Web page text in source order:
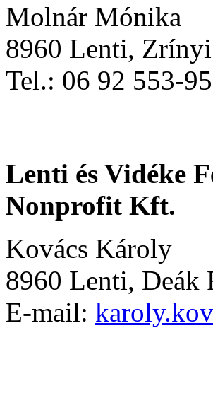
Molnár Mónika
8960 Lenti,
Tel.: 06 92 553-
Lenti és Vidéke
Nonprofit Kft.
Kovács Károly
8960 Lenti, Deák
E-mail: